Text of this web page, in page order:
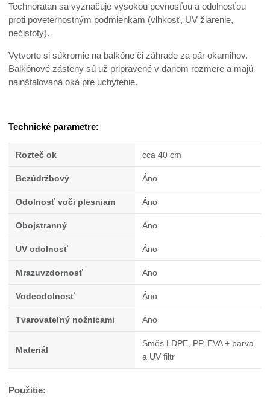
Technoratan sa vyznačuje vysokou pevnosťou a odolnosťou
proti poveternostným podmienkam (vlhkosť, UV žiarenie,
nečistoty).
Vytvorte si súkromie na balkóne či záhrade za pár okamihov.
Balkónové zásteny sú už pripravené v danom rozmere a majú
nainštalovaná oká pre uchytenie.
Technické parametre:
Rozteč ok cca 40 cm
Bezúdržbový Áno
Odolnosť voči plesniam Áno
Obojstranný Áno
UV odolnosť Áno
Mrazuvzdornosť Áno
Vodeodolnosť Áno
Tvarovateľný nožnicami Áno
Materiál
Směs LDPE, PP, EVA + barva
a UV filtr
Použitie: